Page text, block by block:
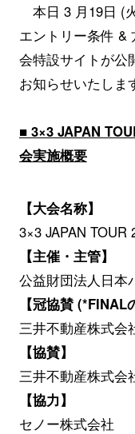
本日 3 月19日 (
エントリー条件 &
会特設サイトが公
お知らせいたしま
■ 3×3 JAPAN
会実施概要
【大会名称】
3×3 JAPAN TOUR
【主催・主管】
公益財団法人日本
【冠協賛 (*FINAL
三井不動産株式会
【協賛】
三井不動産株式会
【協力】
セノー株式会社